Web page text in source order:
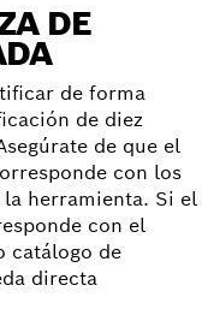
DE
de forma
de diez
de que el
con los
herramienta. Si el
con el
catálogo de
directa